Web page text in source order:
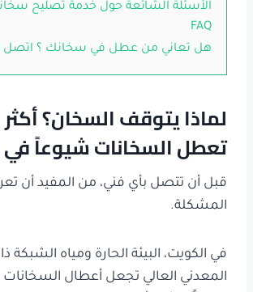
الأسئلة الشائعة حول خدمة تصليح
FAQ
هل تعاني من عطل في سخانك ؟ اتصل
لماذا يتوقف السخان؟
تعطل السخانات شيوعاً
قبل أن تتصل بأي فني، من المفيد أن
المشكلة.
في الكويت، البيئة الحارة ومياه الشبكة
المعدني العالي تجعل أعطال السخانات